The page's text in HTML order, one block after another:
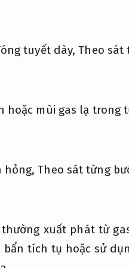
tuyết dày,Theo sát
hoặc mùi gas lạ trong
hỏng,Theo sát từng
xuất phát từ
tích tụ hoặc sử